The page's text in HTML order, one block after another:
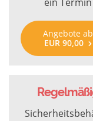
Angebote ab
EUR 90,00